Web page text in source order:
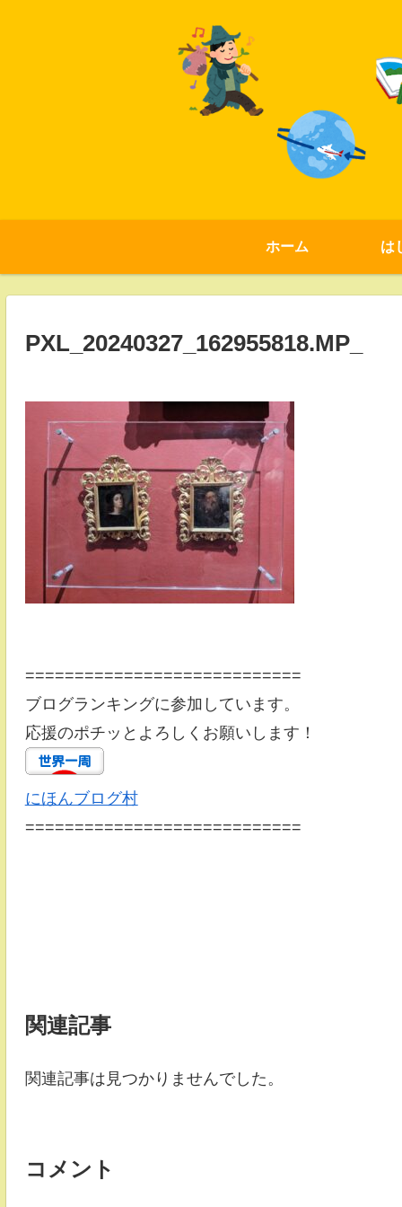
ホーム は
PXL_20240327_162955818.MP_
============================
ブログランキングに参加しています。
応援のポチッとよろしくお願いします！
にほんブログ村
============================
関連記事
関連記事は見つかりませんでした。
コメント